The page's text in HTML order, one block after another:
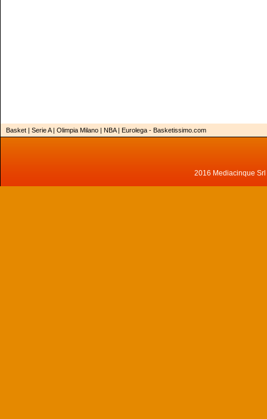
Basket | Serie A | Olimpia Milano | NBA | Eurolega - Basketissimo.com
2016 Mediacinque Srl